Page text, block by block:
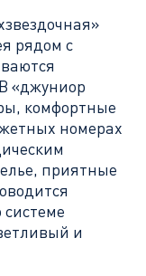
рядом с
«джуниор
комфортные
номерах
приятные
и